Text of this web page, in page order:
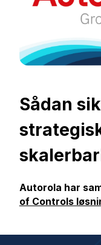
Sådan
Autorola har
of Controls